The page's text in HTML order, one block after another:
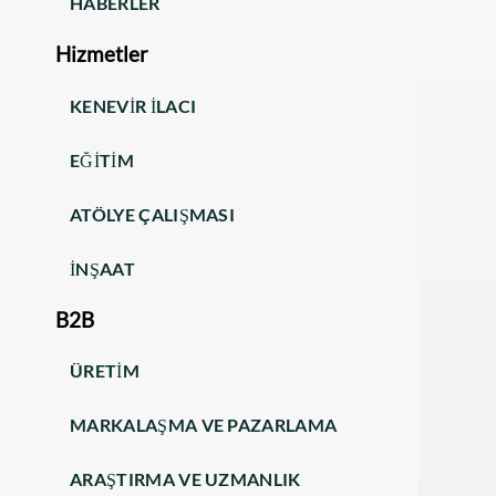
Hizmetler
KENEVIR ILACI
EĞITIM
ATÖLYE ÇALIŞMASI
İNŞAAT
B2B
ÜRETIM
MARKALAŞMA VE PAZARLAMA
ARAŞTIRMA VE UZMANLIK